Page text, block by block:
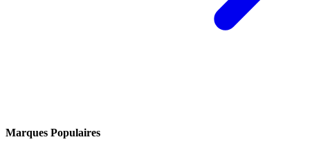
Marques Populaires